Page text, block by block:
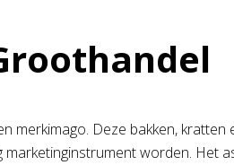
merkimago. Deze bakken,
worden. Het